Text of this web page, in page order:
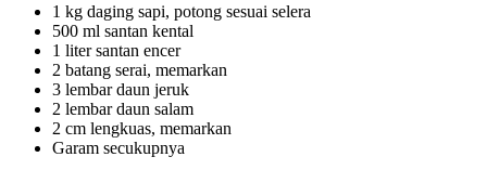
1 kg daging sapi, potong sesuai selera
500 ml santan kental
1 liter santan encer
2 batang serai, memarkan
3 lembar daun jeruk
2 lembar daun salam
2 cm lengkuas, memarkan
Garam secukupnya